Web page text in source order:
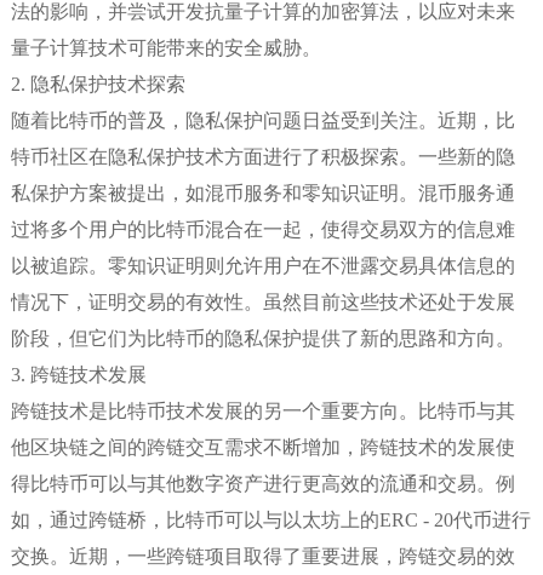
法的影响，并尝试开发抗量子计算的加密算法，以应对未来
量子计算技术可能带来的安全威胁。
2. 隐私保护技术探索
随着比特币的普及，隐私保护问题日益受到关注。近期，比
特币社区在隐私保护技术方面进行了积极探索。一些新的隐
私保护方案被提出，如混币服务和零知识证明。混币服务通
过将多个用户的比特币混合在一起，使得交易双方的信息难
以被追踪。零知识证明则允许用户在不泄露交易具体信息的
情况下，证明交易的有效性。虽然目前这些技术还处于发展
阶段，但它们为比特币的隐私保护提供了新的思路和方向。
3. 跨链技术发展
跨链技术是比特币技术发展的另一个重要方向。比特币与其
他区块链之间的跨链交互需求不断增加，跨链技术的发展使
得比特币可以与其他数字资产进行更高效的流通和交易。例
如，通过跨链桥，比特币可以与以太坊上的ERC - 20代币进行
交换。近期，一些跨链项目取得了重要进展，跨链交易的效